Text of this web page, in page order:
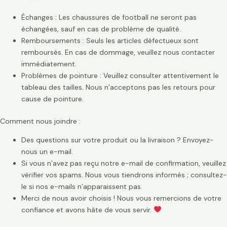
Échanges : Les chaussures de football ne seront pas
échangées, sauf en cas de problème de qualité.
Remboursements : Seuls les articles défectueux sont
remboursés. En cas de dommage, veuillez nous contacter
immédiatement.
Problèmes de pointure : Veuillez consulter attentivement le
tableau des tailles. Nous n’acceptons pas les retours pour
cause de pointure.
Comment nous joindre :
Des questions sur votre produit ou la livraison ? Envoyez-
nous un e-mail.
Si vous n’avez pas reçu notre e-mail de confirmation, veuillez
vérifier vos spams. Nous vous tiendrons informés ; consultez-
le si nos e-mails n’apparaissent pas.
Merci de nous avoir choisis ! Nous vous remercions de votre
confiance et avons hâte de vous servir.